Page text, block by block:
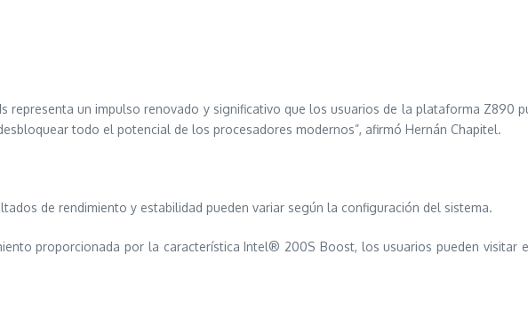
representa un impulso renovado y significativo que los usuarios de la plataforma Z890
todo el potencial de los procesadores modernos”, afirmó Hernán Chapitel.
de rendimiento y estabilidad pueden variar según la configuración del sistema.
proporcionada por la característica Intel® 200S Boost, los usuarios pueden visitar